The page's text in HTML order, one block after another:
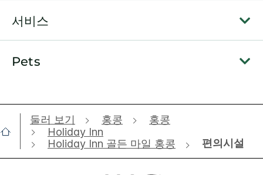
서비스
Pets
둘러 보기 홍콩
홍콩
Holiday Inn
Holiday Inn 골든 마일 홍콩
편의시설